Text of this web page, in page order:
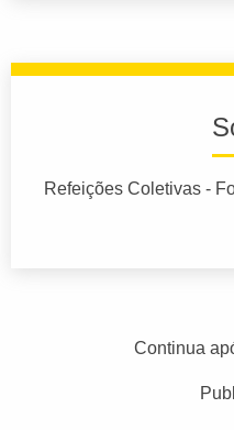
Refeições Coletivas -
Continua